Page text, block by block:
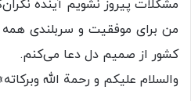
مشکلات پیروز نشویم آینده
من برای موفقیت و سربلندی
کشور از صمیم دل دعا می‌کنم.
والسلام علیکم و رحمة الله